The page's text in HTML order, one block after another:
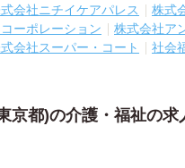
会社ニチイケアパレス
株式
ーポレーション
株式会社ア
会社スーパー・コート
社会
京都)の介護・福祉の求